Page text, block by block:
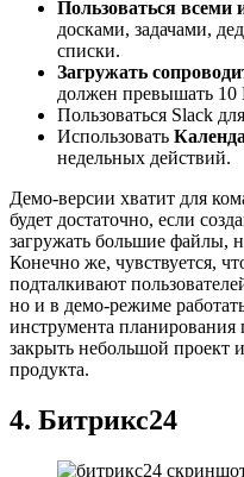
Пользоваться
досками, задачами,
списки.
Загружать
должен превышать 10
Пользоваться Slack
Использовать
недельных действий.
Демо-версии хватит для
будет достаточно, если
загружать большие файлы,
Конечно же, чувствуется,
подталкивают
но и в демо-режиме
инструмента
закрыть небольшой проект
продукта.
4. Битрикс24